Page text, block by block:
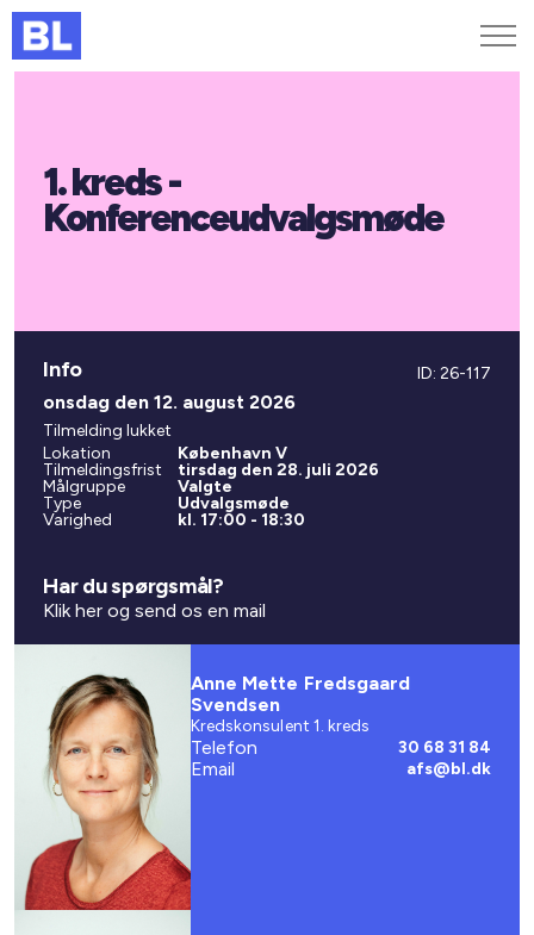
Find medarbejder
Kurser og arrangementer
Jobportalen
1. kreds -
Konferenceudvalgsmøde
Info ID: 26-117
onsdag den 12. august 2026
Tilmelding lukket
Lokation
København V
Tilmeldingsfrist
tirsdag den 28. juli 2026
Målgruppe
Valgte
Type
Udvalgsmøde
Varighed
kl. 17:00 - 18:30
Har du spørgsmål?
Klik her og send os en mail
Anne Mette Fredsgaard
Svendsen
Kredskonsulent 1. kreds
Telefon 30 68 31 84
Email afs@bl.dk